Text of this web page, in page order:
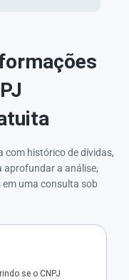
com histórico de dívidas,
aprofundar a análise,
uma consulta sob
se o CNPJ